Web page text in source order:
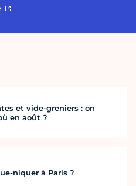
et vide-greniers : on
en août ?
niquer à Paris ?